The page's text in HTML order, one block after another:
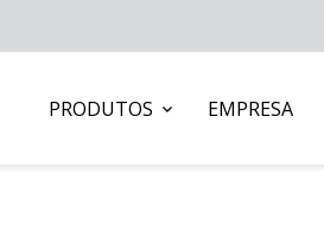
PRODUTOS EMPRESA